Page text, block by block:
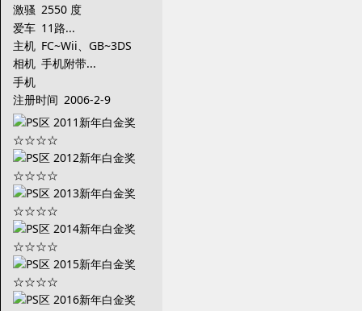
激骚 2550 度
爱车 11路...
主机 FC~Wii、GB~3DS
相机 手机附带...
手机
注册时间 2006-2-9